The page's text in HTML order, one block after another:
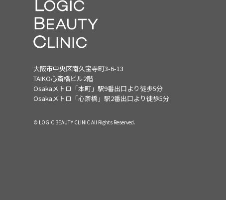
大阪市中央区南久宝寺町3-6-13
TAIKO心斎橋ビル2階
Osakaメトロ「本町」駅9番出口より徒歩5分
Osakaメトロ「心斎橋」駅2番出口より徒歩5分
© LOGIC BEAUTY CLINIC All Rights Reserved.